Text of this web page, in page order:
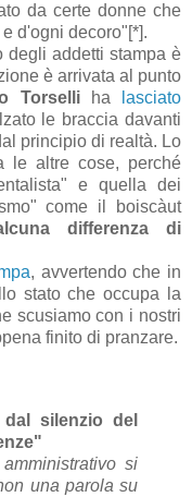
da certe donne che
d'ogni decoro"[*].
degli addetti stampa è
è arrivata al punto
Torselliha
lasciato
le braccia davanti
principio di realtà. Lo
le altre cose, perché
e quella dei
come il boiscàut
differenza di
, avvertendo che in
stato che occupa la
scusiamo con i nostri
finito di pranzare.
silenzio del
si
una parola su